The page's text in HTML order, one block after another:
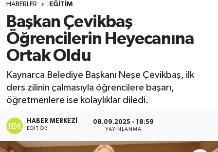
HABERLER EĞITIM
Başkan Çevikbaş
Öğrencilerin Heyecanına
Ortak Oldu
Kaynarca Belediye Başkanı Neşe Çevikbaş, ilk
ders zilinin çalmasıyla öğrencilere başarı,
öğretmenlere ise kolaylıklar diledi.
HABER MERKEZI
EDITÖR
08.09.2025 - 18:59
YAYINLANMA
Gündem
Ekonomi
Siyaset
Spor
Dünya
Eğitim
Kültür Sanat
Magazin
Sağlık
Gizlilik Sözleşmesi
Merkez Trafik Yoğunluk Haritası
Süper Lig Puan Durumu ve Fikstür
Tüm Manşetler
Son Dakika Haberleri